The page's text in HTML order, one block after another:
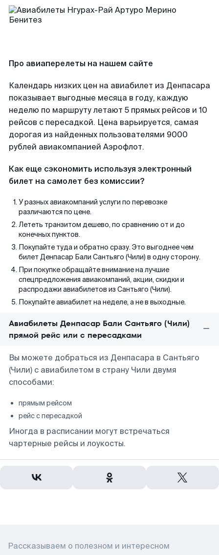
Про авиаперелеты на нашем сайте
Календарь низких цен на авиабилет из Денпасара
показывает выгодные месяца в году, каждую
неделю по маршруту летают 5 прямых рейсов и 10
рейсов с пересадкой. Цена варьируется, самая
дорогая из найденных пользователями 9000
рублей авиакомпанией Аэрофлот.
Как еще сэкономить используя электронный
билет на самолет без комиссии?
У разных авиакомпаний услуги по перевозке
различаются по цене.
Лететь транзитом дешево, по сравнению от и до
конечных пунктов.
Покупайте туда и обратно сразу. Это выгоднее чем
билет Денпасар Бали Сантьяго (Чили) в одну сторону.
При покупке обращайте внимание на лучшие
спецпредложения авиакомпаний, акции, скидки и
распродажи авиабилетов из Сантьяго (Чили).
Покупайте авиабилет на неделе, а не в выходные.
Авиабилеты Денпасар Бали Сантьяго (Чили)
прямой рейс или с пересадками
Вы можете добраться из Денпасара в Сантьяго
(Чили) с авиабилетом в страну Чили двумя
способами:
прямым рейсом
рейс с пересадкой
Иногда в расписании могут встречаться
чартерные рейсы и лоукосты.
Рассказываем о полезном и интересном